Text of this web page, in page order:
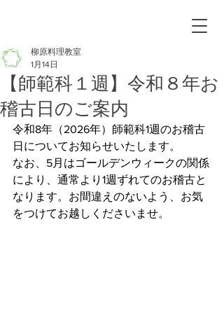
【師範科１週】令和８年お
稽古日のご案内
柳原料理教室
1月14日
令和8年（2026年）師範科1週のお稽古
日についてお知らせいたします。
なお、5月はゴールデンウィークの関係
により、通常より1週ずれてのお稽古と
なります。お間違えのないよう、お気
をつけてお越しくださいませ。